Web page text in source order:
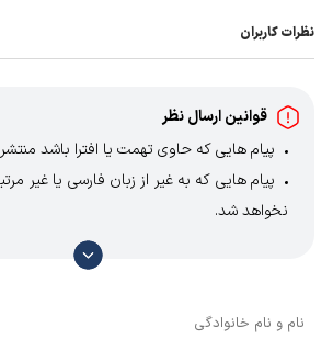
نظرات کاربران
قوانین ارسال نظر
پیام هایی که حاوی تهمت یا افترا باشد
پیام هایی که به غیر از زبان فارسی یا غیر
نخواهد شد.
با توجه به آن که امکان موافقت یا
وجود دارد، معمولا نظراتی که محتوای مشابه
نام و نام خانوادگی